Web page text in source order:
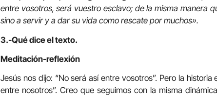
entre vosotros, será vuestro esclavo; de la misma manera
sino a servir y a dar su vida como rescate por muchos».
3.-Qué dice el texto.
Meditación-reflexión
Jesús nos dijo: “No será así entre vosotros”. Pero la
entre nosotros”. Creo que seguimos con la misma